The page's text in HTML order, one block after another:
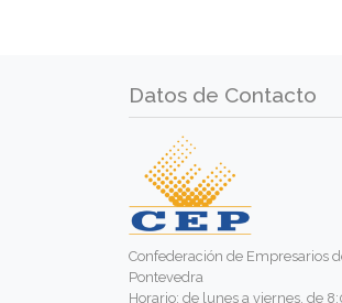
Datos de Contacto
Confederación de Empresarios
Pontevedra
Horario: de lunes a viernes, de